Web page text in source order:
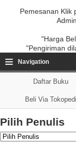
Pemesanan Klik
"Harga
"Pengiriman
≡ Navigation
Daftar Buku
Beli Via
Pilih Penulis